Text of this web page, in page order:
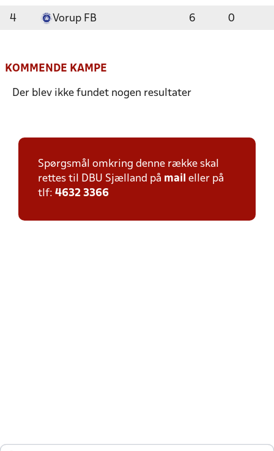
4 Vorup FB 6 0
KOMMENDE KAMPE
Der blev ikke fundet nogen resultater
Spørgsmål omkring denne række skal
rettes til DBU Sjælland på mail eller på
tlf: 4632 3366